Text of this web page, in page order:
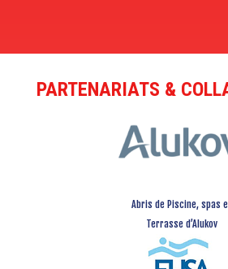
PARTENARIATS &
Abris de Piscine, spas
Terrasse d’Alukov